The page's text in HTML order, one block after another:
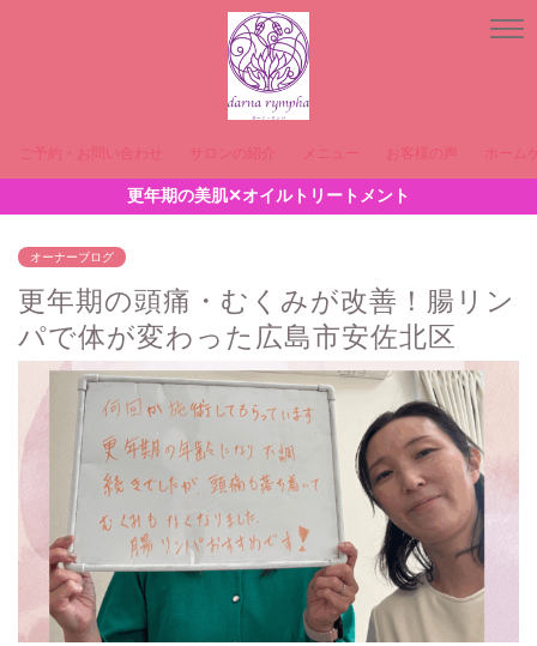
ご予約・お問い合わせ サロンの紹介 メニュー お客様の声 ホーム
更年期の美肌✕オイルトリートメント
オーナーブログ
更年期の頭痛・むくみが改善！腸リン
パで体が変わった広島市安佐北区